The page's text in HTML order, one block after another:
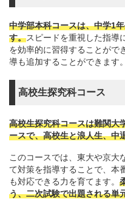
中学部本科コースは、中学1
す。スピードを重視した指導
を効率的に習得することがで
導も追加することができます。
高校生探究科コース
高校生探究科コースは難関大
ースで、高校生と浪人生、中
このコースでは、東大や京大
て対策を指導することで、本
も対応できる力を育てます。
う、二次試験で出題される単